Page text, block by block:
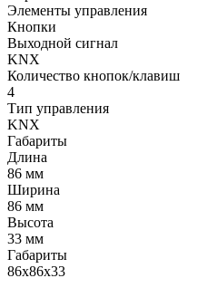
Элементы управления
Кнопки
Выходной сигнал
KNX
Количество кнопок/клавиш
4
Тип управления
KNX
Габариты
Длина
86 мм
Ширина
86 мм
Высота
33 мм
Габариты
86х86х33